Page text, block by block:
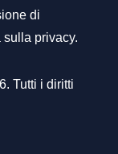
di
sulla privacy.
Tutti i diritti